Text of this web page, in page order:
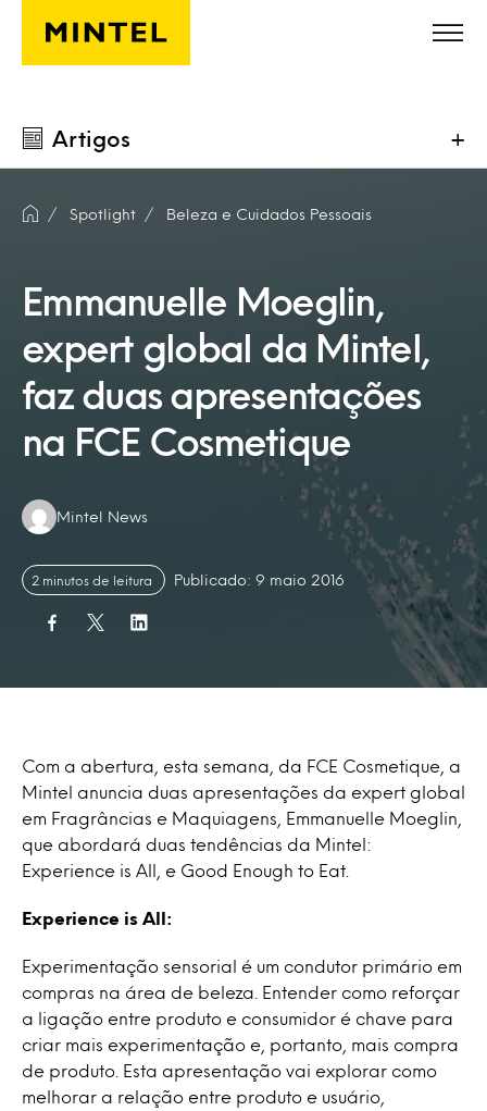
Skip to main content
Artigos +
Spotlight Beleza e Cuidados Pessoais
Emmanuelle Moeglin,
expert global da Mintel,
faz duas apresentações
na FCE Cosmetique
Authors:
Mintel News
2 minutos de leitura Publicado: 9 maio 2016
Com a abertura, esta semana, da FCE Cosmetique, a
Mintel anuncia duas apresentações da expert global
em Fragrâncias e Maquiagens, Emmanuelle Moeglin,
que abordará duas tendências da Mintel:
Experience is All, e Good Enough to Eat.
Experience is All:
Experimentação sensorial é um condutor primário em
compras na área de beleza. Entender como reforçar
a ligação entre produto e consumidor é chave para
criar mais experimentação e, portanto, mais compra
de produto. Esta apresentação vai explorar como
melhorar a relação entre produto e usuário,